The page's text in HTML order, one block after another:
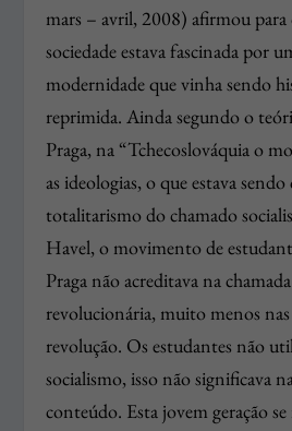
mars – avril, 2008) afirmou
sociedade estava fascinada por
modernidade que vinha sendo
reprimida. Ainda segundo o
Praga, na “Tchecoslováquia o
as ideologias, o que estava
totalitarismo do chamado
Havel, o movimento de
Praga não acreditava na
revolucionária, muito menos nas
revolução. Os estudantes não
socialismo, isso não significava
conteúdo. Esta jovem geração se